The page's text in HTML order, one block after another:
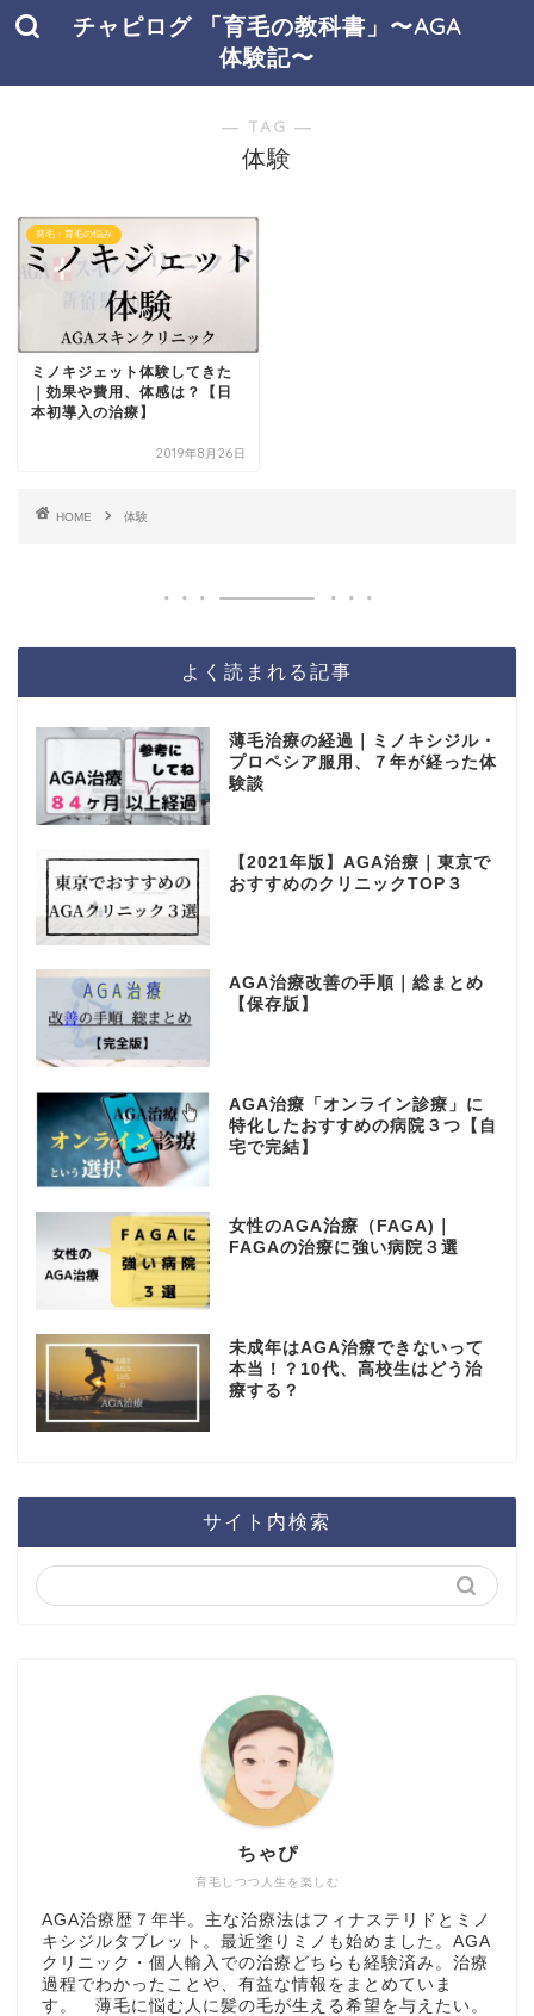
チャピログ 「育毛の教科書」〜AGA
体験記〜
― TAG ―
体験
発毛・育毛の悩み
ミノキジェット体験してきた
｜効果や費用、体感は？【日
本初導入の治療】
2019年8月26日
HOME 体験
よく読まれる記事
薄毛治療の経過｜ミノキシジル・
プロペシア服用、７年が経った体
験談
【2021年版】AGA治療｜東京で
おすすめのクリニックTOP３
AGA治療改善の手順｜総まとめ
【保存版】
AGA治療「オンライン診療」に
特化したおすすめの病院３つ【自
宅で完結】
女性のAGA治療（FAGA)｜
FAGAの治療に強い病院３選
未成年はAGA治療できないって
本当！？10代、高校生はどう治
療する？
サイト内検索
育毛しつつ人生を楽しむ
ちゃぴ
AGA治療歴７年半。主な治療法はフィナステリドとミノ
キシジルタブレット。最近塗りミノも始めました。AGA
クリニック・個人輸入での治療どちらも経験済み。治療
過程でわかったことや、有益な情報をまとめていま
す。 薄毛に悩む人に髪の毛が生える希望を与えたい。